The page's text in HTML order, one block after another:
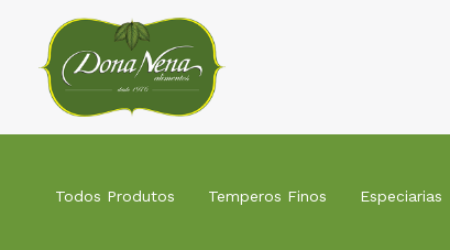
conteúdo
Todos Produtos Temperos Finos Especiarias